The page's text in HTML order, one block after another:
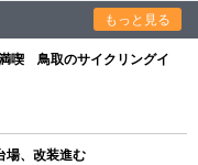
もっと見る
喫 鳥取のサイクリングイ
場、改装進む